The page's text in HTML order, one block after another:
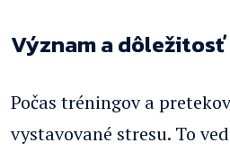
Význam a
Počas tréningov a
vystavované stresu. To